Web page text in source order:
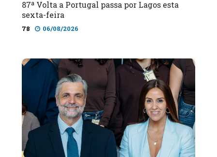
87ª Volta a Portugal passa por Lagos esta
sexta-feira
78 06/08/2026